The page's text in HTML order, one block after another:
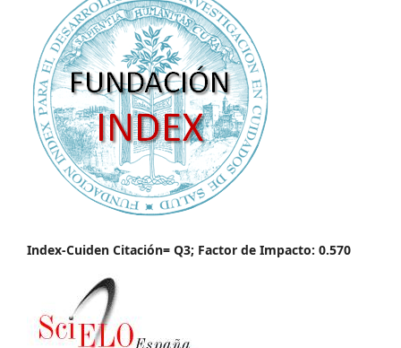
Index-Cuiden Citación= Q3; Factor de Impacto: 0.570